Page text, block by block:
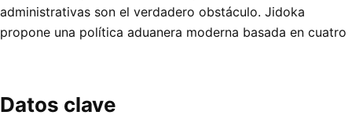
administrativas son el verdadero obstáculo. Jidoka
propone una política aduanera moderna basada en cuatro
Datos clave